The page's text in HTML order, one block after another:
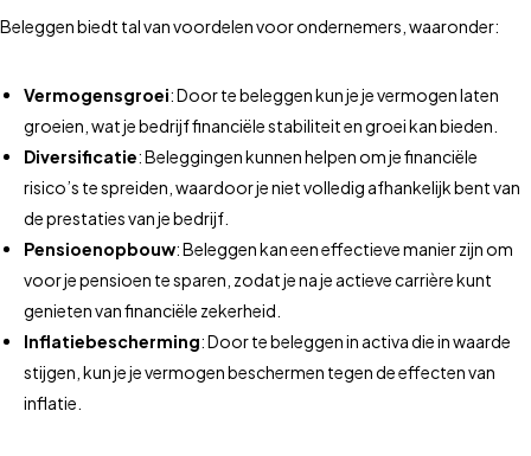
Beleggen biedt tal van voordelen voor ondernemers, waaronder:
Vermogensgroei: Door te beleggen kun je je vermogen laten
groeien, wat je bedrijf financiële stabiliteit en groei kan bieden.
Diversificatie: Beleggingen kunnen helpen om je financiële
risico’s te spreiden, waardoor je niet volledig afhankelijk bent van
de prestaties van je bedrijf.
Pensioenopbouw: Beleggen kan een effectieve manier zijn om
voor je pensioen te sparen, zodat je na je actieve carrière kunt
genieten van financiële zekerheid.
Inflatiebescherming: Door te beleggen in activa die in waarde
stijgen, kun je je vermogen beschermen tegen de effecten van
inflatie.